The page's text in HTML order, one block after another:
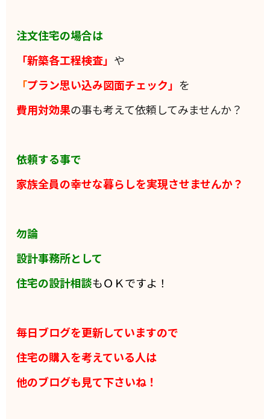
注文住宅の場合は
「新築各工程検査」 や
「プラン思い込み図面チェック」 を
費用対効果の事も考えて依頼してみませんか？
依頼する事で
家族全員の幸せな暮らしを実現させませんか？
勿論
設計事務所として
住宅の設計相談もＯＫですよ！
毎日ブログを更新していますので
住宅の購入を考えている人は
他のブログも見て下さいね！